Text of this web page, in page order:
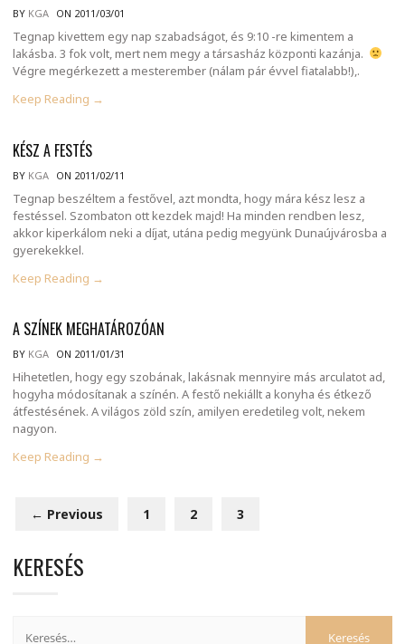
BY KGA ON 2011/03/01
Tegnap kivettem egy nap szabadságot, és 9:10 -re kimentem a
lakásba. 3 fok volt, mert nem megy a társasház központi kazánja.
Végre megérkezett a mesterember (nálam pár évvel fiatalabb!),.
Keep Reading →
KÉSZ A FESTÉS
BY KGA ON 2011/02/11
Tegnap beszéltem a festővel, azt mondta, hogy mára kész lesz a
festéssel. Szombaton ott kezdek majd! Ha minden rendben lesz,
akkor kiperkálom neki a díjat, utána pedig megyünk Dunaújvárosba a
gyerekekkel.
Keep Reading →
A SZÍNEK MEGHATÁROZÓAN
BY KGA ON 2011/01/31
Hihetetlen, hogy egy szobának, lakásnak mennyire más arculatot ad,
hogyha módosítanak a színén. A festő nekiállt a konyha és étkező
átfestésének. A világos zöld szín, amilyen eredetileg volt, nekem
nagyon.
Keep Reading →
← Previous 1 2 3
KERESÉS